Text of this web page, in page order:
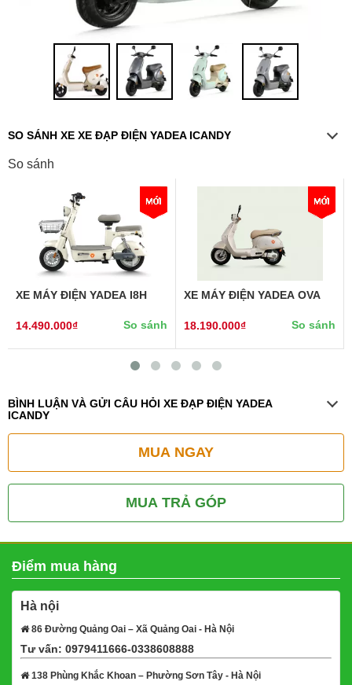
SO SÁNH XE XE ĐẠP ĐIỆN YADEA ICANDY
So sánh
XE MÁY ĐIỆN YADEA I8H
14.490.000₫ So sánh
XE MÁY ĐIỆN YADEA OVA
18.190.000₫ So sánh
BÌNH LUẬN VÀ GỬI CÂU HỎI XE ĐẠP ĐIỆN YADEA
ICANDY
MUA NGAY
MUA TRẢ GÓP
Điểm mua hàng
Hà nội
86 Đường Quảng Oai – Xã Quảng Oai - Hà Nội
Tư vấn: 0979411666-0338608888
138 Phùng Khắc Khoan – Phường Sơn Tây - Hà Nội